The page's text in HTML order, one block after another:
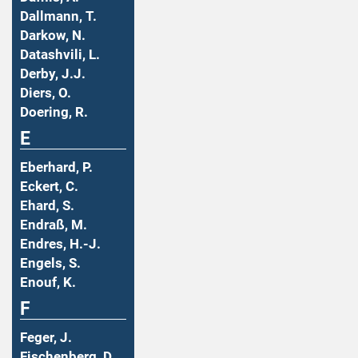
Dallmann, T.
Darkow, N.
Datashvili, L.
Derby, J.J.
Diers, O.
Doering, R.
E
Eberhard, P.
Eckert, C.
Ehard, S.
Endraß, M.
Endres, H.-J.
Engels, S.
Enouf, K.
F
Feger, J.